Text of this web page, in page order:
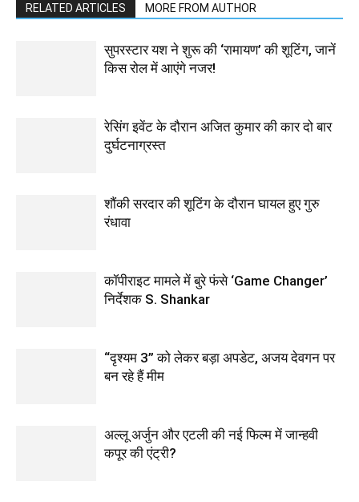
RELATED ARTICLES MORE FROM AUTHOR
सुपरस्टार यश ने शुरू की ‘रामायण’ की शूटिंग, जानें
किस रोल में आएंगे नजर!
रेसिंग इवेंट के दौरान अजित कुमार की कार दो बार
दुर्घटनाग्रस्त
शौंकी सरदार की शूटिंग के दौरान घायल हुए गुरु
रंधावा
कॉपीराइट मामले में बुरे फंसे ‘Game Changer’
निर्देशक S. Shankar
“दृश्यम 3” को लेकर बड़ा अपडेट, अजय देवगन पर
बन रहे हैं मीम
अल्लू अर्जुन और एटली की नई फिल्म में जान्हवी
कपूर की एंट्री?